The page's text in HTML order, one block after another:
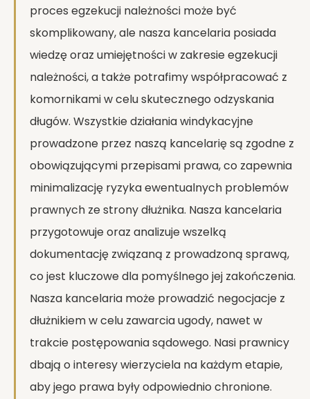
proces egzekucji należności może być
skomplikowany, ale nasza kancelaria posiada
wiedzę oraz umiejętności w zakresie egzekucji
należności, a także potrafimy współpracować z
komornikami w celu skutecznego odzyskania
długów. Wszystkie działania windykacyjne
prowadzone przez naszą kancelarię są zgodne z
obowiązującymi przepisami prawa, co zapewnia
minimalizację ryzyka ewentualnych problemów
prawnych ze strony dłużnika. Nasza kancelaria
przygotowuje oraz analizuje wszelką
dokumentację związaną z prowadzoną sprawą,
co jest kluczowe dla pomyślnego jej zakończenia.
Nasza kancelaria może prowadzić negocjacje z
dłużnikiem w celu zawarcia ugody, nawet w
trakcie postępowania sądowego. Nasi prawnicy
dbają o interesy wierzyciela na każdym etapie,
aby jego prawa były odpowiednio chronione.